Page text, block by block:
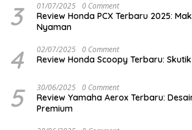
3 01/07/2025 0 Comment
Review Honda PCX Terbaru 2025:
Nyaman
4 02/07/2025 0 Comment
Review Honda Scoopy Terbaru:
5 30/06/2025 0 Comment
Review Yamaha Aerox Terbaru:
Premium